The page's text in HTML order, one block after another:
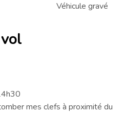
Véhicule gravé
mes clefs à proximité du